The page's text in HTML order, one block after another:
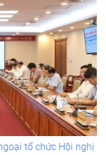
tổ chức Hội nghị